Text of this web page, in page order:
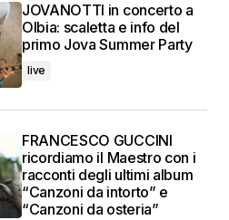
JOVANOTTI in concerto a
Olbia: scaletta e info del
primo Jova Summer Party
live
FRANCESCO GUCCINI
ricordiamo il Maestro con i
racconti degli ultimi album
“Canzoni da intorto” e
“Canzoni da osteria”